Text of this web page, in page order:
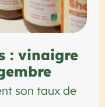
: vinaigre
son taux de